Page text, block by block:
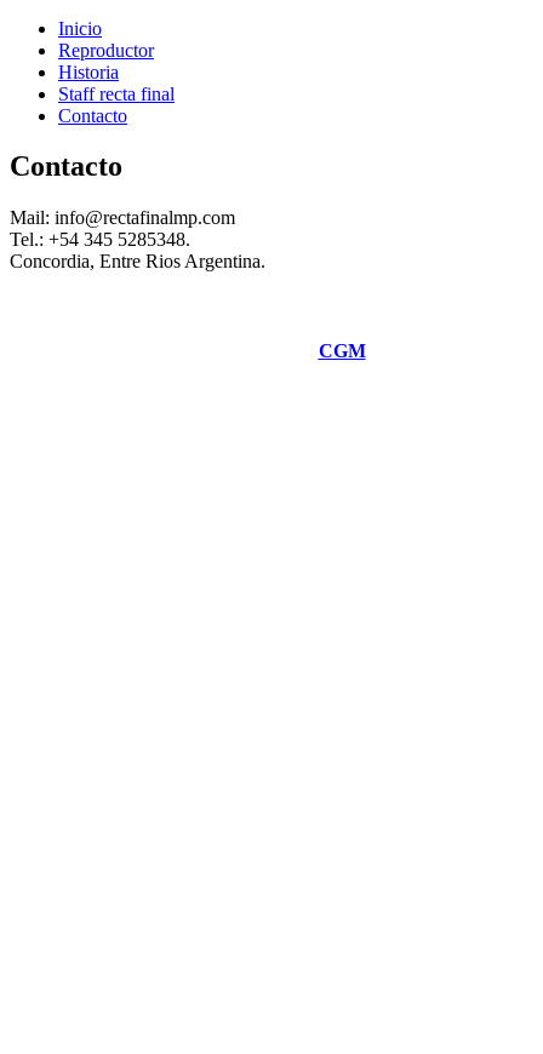
Inicio
Reproductor
Historia
Staff recta final
Contacto
Contacto
Mail: info@rectafinalmp.com
Tel.: +54 345 5285348.
Concordia, Entre Rios Argentina.
CGM